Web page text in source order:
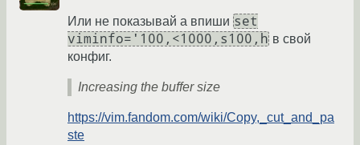
Или не показывай а впиши set
viminfo='100,<1000,s100,h в свой
конфиг.
Increasing the buffer size
https://vim.fandom.com/wiki/Copy,_cut_and_pa
ste